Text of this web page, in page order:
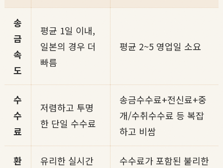
송
금
속
도
평균 1일 이내,
일본의 경우 더
빠름
평균 2~5 영업일 소요
수
수
료
저렴하고 투명
한 단일 수수료
송금수수료+전신료+중
개/수취수수료 등 복잡
하고 비쌈
환
유리한 실시간
수수료가 포함된 불리한